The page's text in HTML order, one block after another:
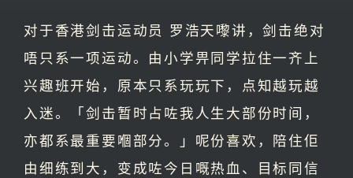
对于香港剑击运动员 罗浩天嚟讲，剑击绝对
唔只系一项运动。由小学畀同学拉住一齐上
兴趣班开始，原本只系玩玩下，点知越玩越
入迷。「剑击暂时占咗我人生大部份时间，
亦都系最重要嗰部分。」呢份喜欢，陪住佢
由细练到大，变成咗今日嘅热血、目标同信